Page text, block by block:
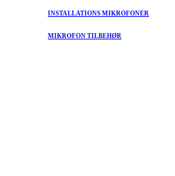
INSTALLATIONS MIKROFONER
MIKROFON TILBEHØR